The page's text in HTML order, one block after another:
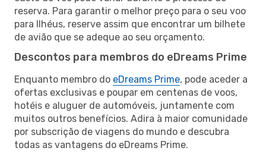
reserva. Para garantir o melhor preço para o seu voo
para Ilhéus, reserve assim que encontrar um bilhete
de avião que se adeque ao seu orçamento.
Descontos para membros do eDreams Prime
Enquanto membro do eDreams Prime, pode aceder a
ofertas exclusivas e poupar em centenas de voos,
hotéis e aluguer de automóveis, juntamente com
muitos outros benefícios. Adira à maior comunidade
por subscrição de viagens do mundo e descubra
todas as vantagens do eDreams Prime.